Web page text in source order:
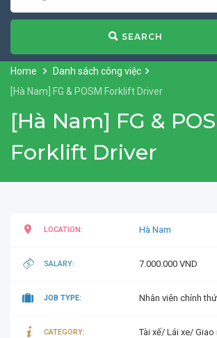
SEARCH
Home
Danh sách công việc
[Hà Nam] FG & POSM Forklift Driver
[Hà Nam] FG &
Forklift Driver
LOCATION: Hà Nam
SALARY: 7.000.000 VND
JOB TYPE: Nhân viên chính
CATEGORY: Tài xế/ Lái xe/ Giao